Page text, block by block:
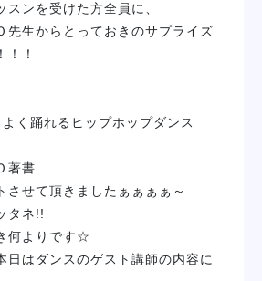
スンを受けた方全員に、
先生からとっておきのサプライズ
！！
よく踊れるヒップホップダンス
著書
させて頂きましたぁぁぁぁ～
タネ!!
何よりです☆
日はダンスのゲスト講師の内容に